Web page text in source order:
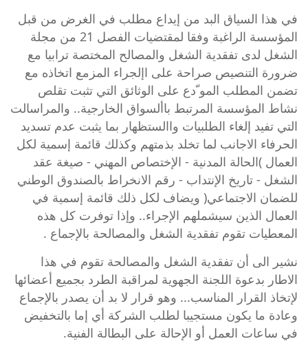
في هذا السياق البد من إيداع مطلب في الغرض من قبل
المؤسسة الراغبة وفقا لمقتضيات
الفصل 21 من مجلة
الشغل لدى تفقدية الشغل والمصالح المختصة ترابيا مع
ضرورة التنصيص صراحة على اإلجراء المزمع اتخاذه مع
تضمن المطلب المو ّدع على الوثائق التي تثبت تقلص
نشاط المؤسسة المرتبط باألسواق الخارجية.. والمراسالت
التي تفيد إلغاء الطلبيات واالستظهار بما يثبت عدم تسديد
الحرفاء الاجانب لما تخلد بذمتهم وكذلك قائمة إسمية لكل
العمال )الحالة المدنية - الإختصاص المهني - صيغة عقد
الشغل - تاريخ الإنتداب - رقم الانخراط بالصندوق الوطني
للضمان الاجتماعي( ويضاف لكل ذلك قائمة إسمية في
العمال الذين سيشملهم الإجراء.. وإذا توفرت كل هذه
المعطيات تقوم تفقدية الشغل والمصالحة بالإجماع .
نشير الى أن تفقدية الشغل والمصالحة تقوم في هذا
الاطار بدعوة اللجنة الجهوية لمراقبة الطرد بجميع أعضائها
لإتخاذ القرار المناسب... وهو قرار لا بد أن يصدر بالإجماع
وعادة ما يكون مستجيبا لطلب الشركة أي إما بالتخفيض
في ساعات العمل أو الإحالة على البطالة الفنية.